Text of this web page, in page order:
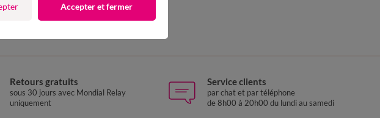
Retours gratuits
sous 30 jours avec Mondial Relay
uniquement
Service clients
par chat et par téléphone
de 8h00 à 20h00 du lundi au samedi
Accepter et fermer